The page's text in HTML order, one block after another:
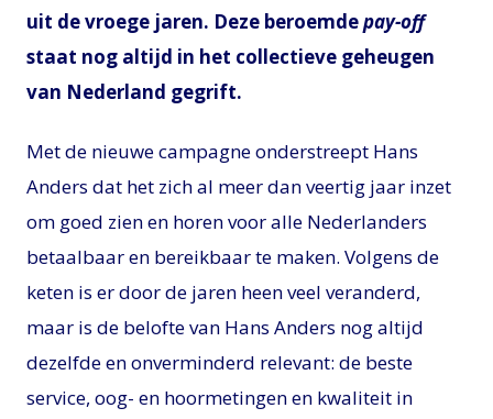
uit de vroege jaren. Deze beroemdepay-off
staat nog altijd in het collectieve geheugen
van Nederland gegrift.
Met de nieuwe campagne onderstreept Hans
Anders dat het zich al meer dan veertig jaar inzet
om goed zien en horen voor alle Nederlanders
betaalbaar en bereikbaar te maken. Volgens de
keten is er door de jaren heen veel veranderd,
maar is de belofte van Hans Anders nog altijd
dezelfde en onverminderd relevant: de beste
service, oog- en hoormetingen en kwaliteit in